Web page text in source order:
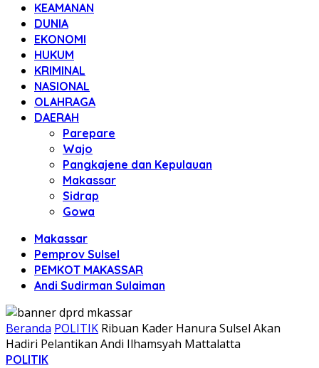
KEAMANAN
DUNIA
EKONOMI
HUKUM
KRIMINAL
NASIONAL
OLAHRAGA
DAERAH
Parepare
Wajo
Pangkajene dan Kepulauan
Makassar
Sidrap
Gowa
Makassar
Pemprov Sulsel
PEMKOT MAKASSAR
Andi Sudirman Sulaiman
Beranda POLITIK Ribuan Kader Hanura Sulsel Akan
Hadiri Pelantikan Andi Ilhamsyah Mattalatta
POLITIK